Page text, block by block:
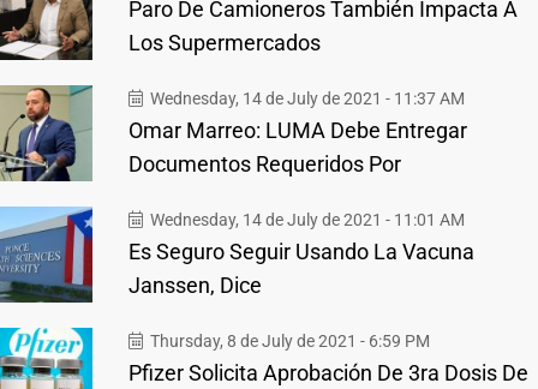
Paro De Camioneros También Impacta A
Los Supermercados
Wednesday, 14 de July de 2021 - 11:37 AM
Omar Marreo: LUMA Debe Entregar
Documentos Requeridos Por
Wednesday, 14 de July de 2021 - 11:01 AM
Es Seguro Seguir Usando La Vacuna
Janssen, Dice
Thursday, 8 de July de 2021 - 6:59 PM
Pfizer Solicita Aprobación De 3ra Dosis De